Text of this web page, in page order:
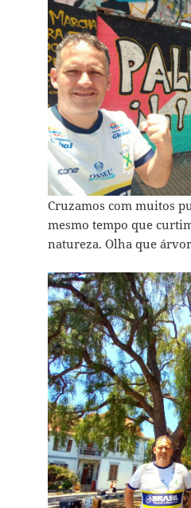
Cruzamos com muitos
mesmo tempo que
natureza. Olha que